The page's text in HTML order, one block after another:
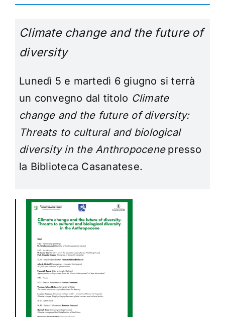
Climate change and the future of
diversity
Lunedì 5 e martedì 6 giugno si terrà
un convegno dal titolo Climate
change and the future of diversity:
Threats to cultural and biological
diversity in the Anthropocene presso
la Biblioteca Casanatese.